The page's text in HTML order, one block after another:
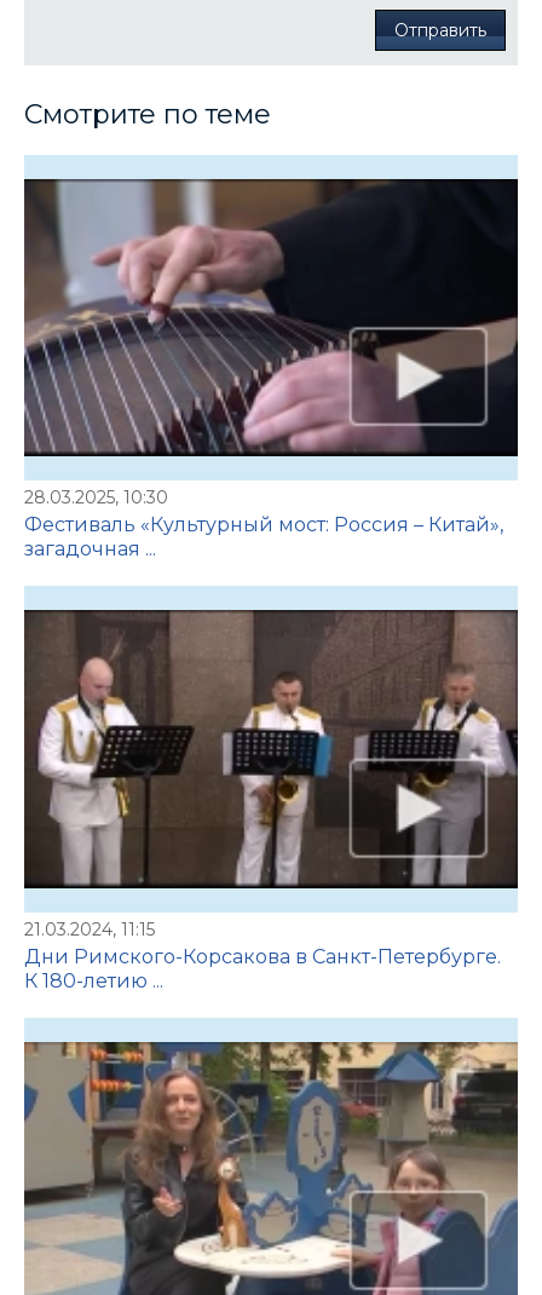
Отправить
Смотрите по теме
28.03.2025, 10:30
Фестиваль «Культурный мост: Россия – Китай»,
загадочная ...
21.03.2024, 11:15
Дни Римского-Корсакова в Санкт-Петербурге.
К 180-летию ...